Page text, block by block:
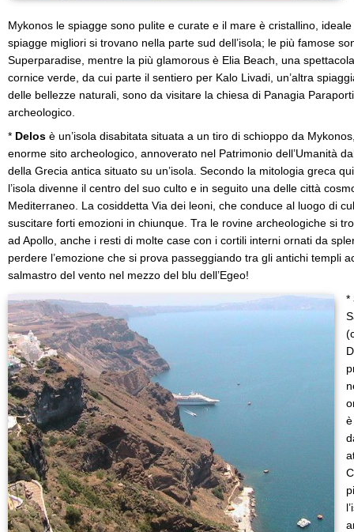
Mykonos le spiagge sono pulite e curate e il mare è cristallino,
spiagge migliori si trovano nella parte sud dell’isola; le più famose
Superparadise, mentre la più glamorous è Elia Beach, una
cornice verde, da cui parte il sentiero per Kalo Livadi, un’altra
delle bellezze naturali, sono da visitare la chiesa di Panagia
archeologico.
* Delos è un’isola disabitata situata a un tiro di schioppo da
enorme sito archeologico, annoverato nel Patrimonio dell’Umanità
della Grecia antica situato su un’isola. Secondo la mitologia greca
l’isola divenne il centro del suo culto e in seguito una delle città
Mediterraneo. La cosiddetta Via dei leoni, che conduce al luogo di
suscitare forti emozioni in chiunque. Tra le rovine archeologiche si
ad Apollo, anche i resti di molte case con i cortili interni ornati da
perdere l’emozione che si prova passeggiando tra gli antichi templi
salmastro del vento nel mezzo del blu dell’Egeo!
*